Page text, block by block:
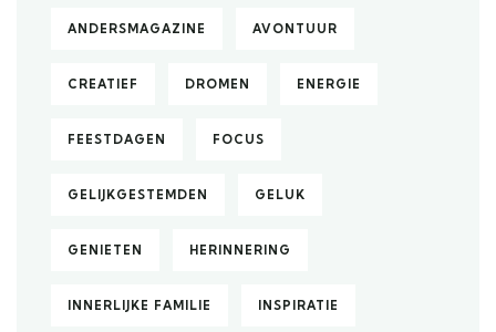
ANDERSMAGAZINE AVONTUUR
CREATIEF DROMEN ENERGIE
FEESTDAGEN FOCUS
GELIJKGESTEMDEN GELUK
GENIETEN HERINNERING
INNERLIJKE FAMILIE INSPIRATIE